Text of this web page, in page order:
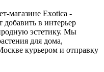
магазине Exotica -
добавить в интерьер
эстетику. Мы
для дома,
курьером и отправку